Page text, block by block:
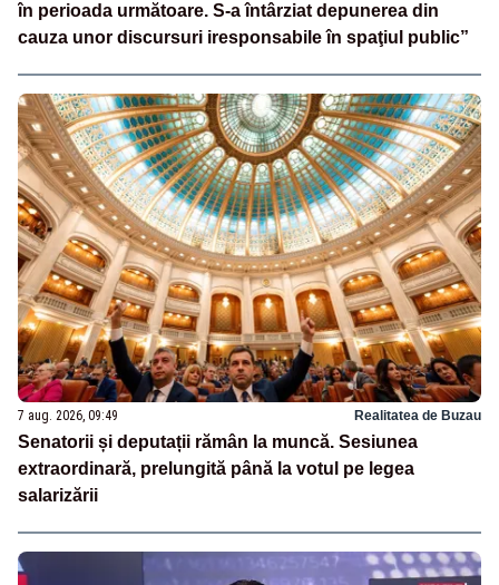
în perioada următoare. S-a întârziat depunerea din
cauza unor discursuri iresponsabile în spaţiul public”
7 aug. 2026, 09:49 Realitatea de Buzau
Senatorii și deputații rămân la muncă. Sesiunea
extraordinară, prelungită până la votul pe legea
salarizării